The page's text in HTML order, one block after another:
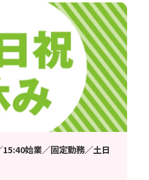
15:40始業／固定勤務／土日